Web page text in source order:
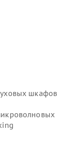
шкафов